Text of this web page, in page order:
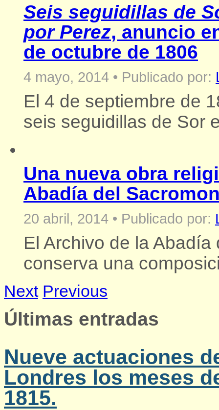
Seis seguidillas de
por Perez, anuncio
de octubre de 1806
4 mayo, 2014 • Publicado por:
El 4 de septiembre de
seis seguidillas de Sor
Una nueva obra
Abadía del
20 abril, 2014 • Publicado por:
El Archivo de la
conserva una
Next Previous
Últimas entradas
Nueve actuaciones
Londres los meses
1815.